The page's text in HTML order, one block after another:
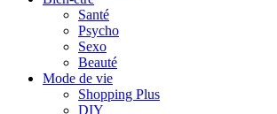
Santé
Psycho
Sexo
Beauté
Mode de vie
Shopping Plus
DIY